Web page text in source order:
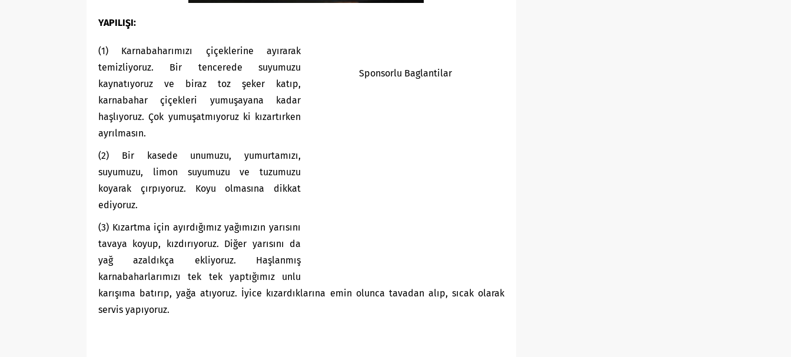
YAPILIŞI:
Sponsorlu Baglantilar
(1) Karnabaharımızı çiçeklerine ayırarak
temizliyoruz. Bir tencerede suyumuzu
kaynatıyoruz ve biraz toz şeker katıp,
karnabahar çiçekleri yumuşayana kadar
haşlıyoruz. Çok yumuşatmıyoruz ki kızartırken
ayrılmasın.
(2) Bir kasede unumuzu, yumurtamızı,
suyumuzu, limon suyumuzu ve tuzumuzu
koyarak çırpıyoruz. Koyu olmasına dikkat
ediyoruz.
(3) Kızartma için ayırdığımız yağımızın yarısını
tavaya koyup, kızdırıyoruz. Diğer yarısını da
yağ azaldıkça ekliyoruz. Haşlanmış
karnabaharlarımızı tek tek yaptığımız unlu
karışıma batırıp, yağa atıyoruz. İyice kızardıklarına emin olunca tavadan alıp, sıcak olarak
servis yapıyoruz.